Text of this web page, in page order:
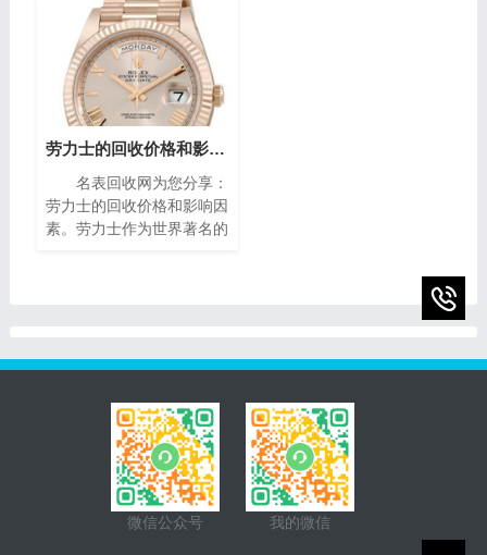
量而闻名。对于那些拥有一
款梵克雅宝手表的人来说，
了解其回收价格是非常重要
的。本文将为您介绍二手梵
克雅宝手表回收的价格指
南，帮助您获取最高回收
价。
劳力士的回收价格和影响因素(影响劳力士回收价格的因素)
名表回收网为您分享：
劳力士的回收价格和影响因
素。劳力士作为世界著名的
微信公众号 我的微信